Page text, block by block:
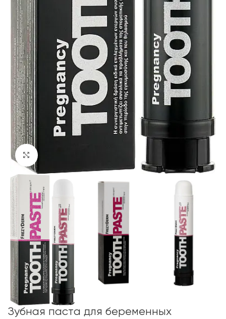
Click to enlarge
Зубная паста для беременных